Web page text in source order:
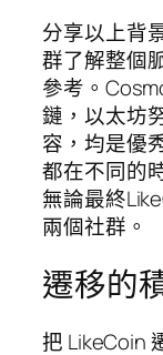
分享以上背
群了解整個
參考。
鏈，以太坊
容，均是優
都在不同的
無論最終
兩個社群。
遷移的
把 LikeCoin